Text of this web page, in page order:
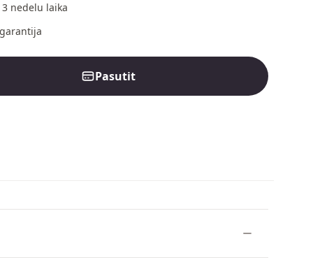
3 nedelu laika
Pasutit